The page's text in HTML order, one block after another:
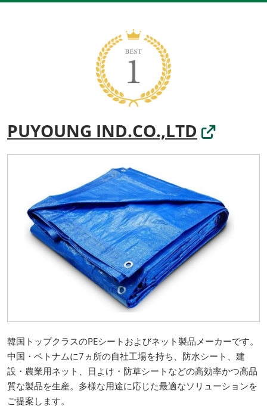
PUYOUNG IND.CO.,LTD
韓国トップクラスのPEシートおよびネット製品メーカーです。
中国・ベトナムに7ヵ所の自社工場を持ち、防水シート、建
設・農業用ネット、日よけ・防草シートなどの高効率かつ高品
質な製品を生産。多様な用途に応じた最適なソリューションを
ご提案します。